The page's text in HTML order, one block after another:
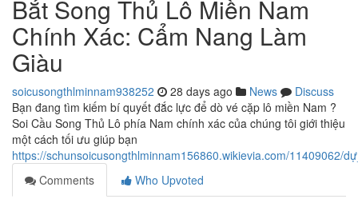
Bắt Song Thủ Lô Miền Nam
Chính Xác: Cẩm Nang Làm
Giàu
soicusongthlminnam938252 28 days ago News
Discuss
Bạn đang tìm kiếm bí quyết đắc lực để dò vé cặp lô miền Nam ?
Soi Cầu Song Thủ Lô phía Nam chính xác của chúng tôi giới thiệu
một cách tối ưu giúp bạn
https://schunsoicusongthlminnam156860.wikievia.com/11409062/
Comments
Who Upvoted